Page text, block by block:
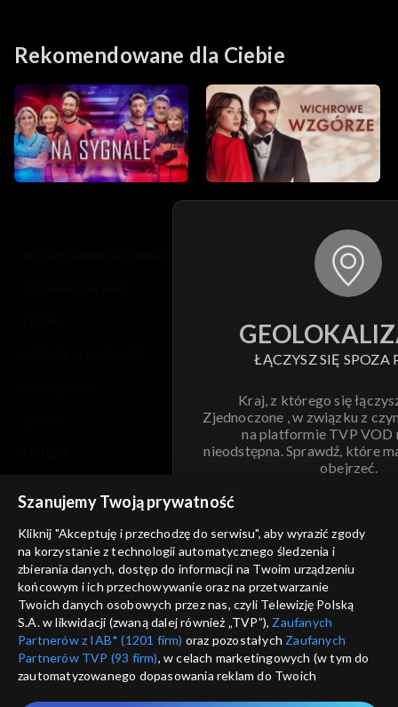
Rekomendowane dla Ciebie
ŁĄCZYSZ SIĘ SPOZA
Kraj, z którego się
Zjednoczone , w związku z
na platformie TVP VOD
nieodstępna. Sprawdź, które
obejrzeć.
ANULUJ
informacje o dostawcy usług
Szanujemy Twoją prywatność
Kliknij "Akceptuję i przechodzę do serwisu", aby wyrazić zgody
na korzystanie z technologii automatycznego śledzenia i
zbierania danych, dostęp do informacji na Twoim urządzeniu
końcowym i ich przechowywanie oraz na przetwarzanie
Twoich danych osobowych przez nas, czyli Telewizję Polską
S.A. w likwidacji (zwaną dalej również „TVP”), Zaufanych
Partnerów z IAB* (1201 firm) oraz pozostałych Zaufanych
Partnerów TVP (93 firm), w celach marketingowych (w tym do
zautomatyzowanego dopasowania reklam do Twoich